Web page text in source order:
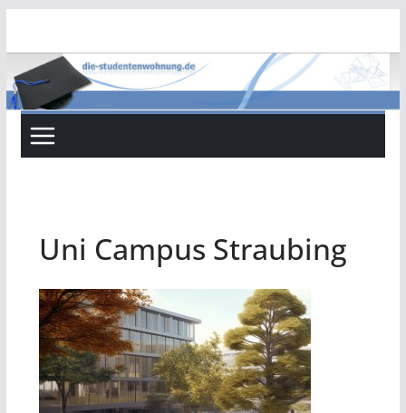
springen
Uni Campus Straubing